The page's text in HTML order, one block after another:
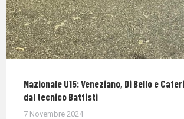
Nazionale U15: Veneziano, Di Bello e
dal tecnico Battisti
7 Novembre 2024